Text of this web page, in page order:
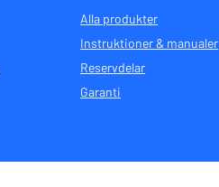
Alla produkter
Instruktioner & manualer
Reservdelar
Garanti